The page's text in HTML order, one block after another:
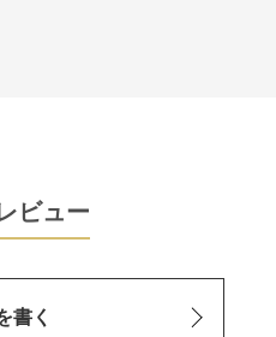
ビュー
書く